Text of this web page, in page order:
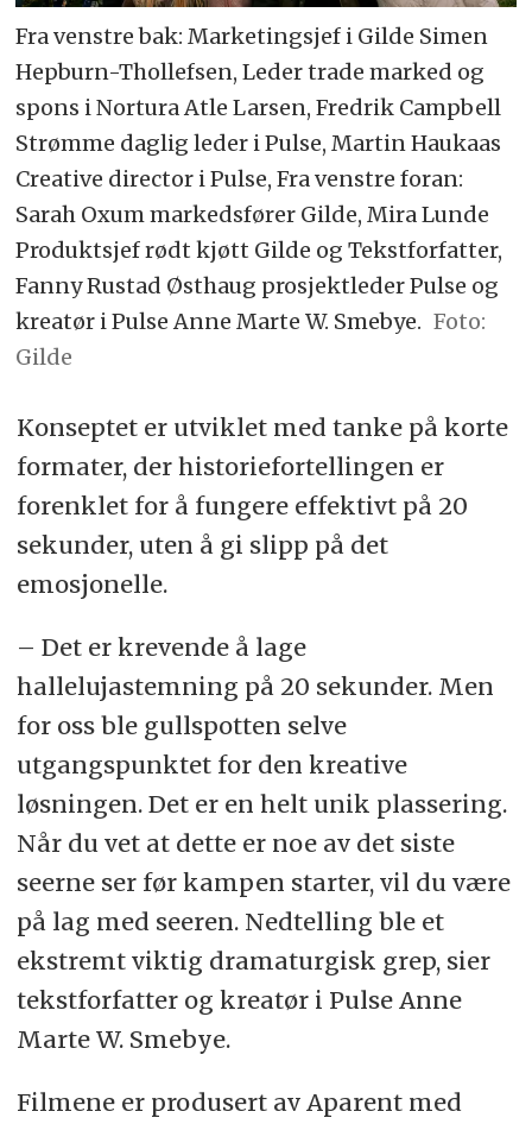
Fra venstre bak: Marketingsjef i Gilde Simen
Hepburn-Thollefsen, Leder trade marked og
spons i Nortura Atle Larsen, Fredrik Campbell
Strømme daglig leder i Pulse, Martin Haukaas
Creative director i Pulse, Fra venstre foran:
Sarah Oxum markedsfører Gilde, Mira Lunde
Produktsjef rødt kjøtt Gilde og Tekstforfatter,
Fanny Rustad Østhaug prosjektleder Pulse og
kreatør i Pulse Anne Marte W. Smebye. Foto:
Gilde
Konseptet er utviklet med tanke på korte
formater, der historiefortellingen er
forenklet for å fungere effektivt på 20
sekunder, uten å gi slipp på det
emosjonelle.
– Det er krevende å lage
hallelujastemning på 20 sekunder. Men
for oss ble gullspotten selve
utgangspunktet for den kreative
løsningen. Det er en helt unik plassering.
Når du vet at dette er noe av det siste
seerne ser før kampen starter, vil du være
på lag med seeren. Nedtelling ble et
ekstremt viktig dramaturgisk grep, sier
tekstforfatter og kreatør i Pulse Anne
Marte W. Smebye.
Filmene er produsert av Aparent med